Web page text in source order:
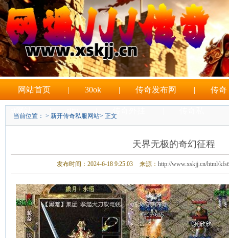
网站首页 | 30ok | 传奇发布网 | 传奇
当前位置： > 新开传奇私服网站> 正文
天界无极的奇幻征程
发布时间：2024-6-18 9:25:03 来源： http://www.xskjj.cn/html/